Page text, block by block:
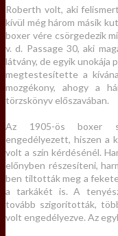
Roberth volt, aki
kívül még három másik
boxer vére csörgedezik
v. d. Passage 30, aki
látvány, de egyik unokája
megtestesítette a
mozgékony, ahogy a
törzskönyv előszavában.
Az 1905-ös boxer
engedélyezett, hiszen a
volt a szín kérdésénél.
előnyben részesíteni,
ben tiltották meg a
a tarkákét is. A
tovább szigorították,
volt engedélyezve. Az